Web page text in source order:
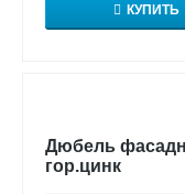
КУПИТЬ
Дюбель
гор.цинк